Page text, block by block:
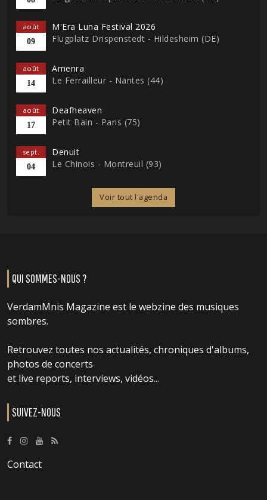
août
09
M'Era Luna Festival 2026
Flugplatz Drispenstedt - Hildesheim (DE)
août
14
Amenra
Le Ferrailleur - Nantes (44)
août
17
Deafheaven
Petit Bain - Paris (75)
sept.
04
Denuit
Le Chinois - Montreuil (93)
Voir tout l'agenda
QUI SOMMES-NOUS ?
VerdamMnis Magazine est le webzine des musiques
sombres.
Retrouvez toutes nos actualités, chroniques d'albums,
photos de concerts
et live reports, interviews, vidéos...
SUIVEZ-NOUS
Contact